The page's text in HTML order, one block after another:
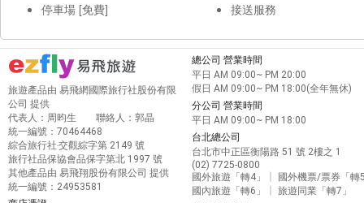
停車場 [免費]
接送服務